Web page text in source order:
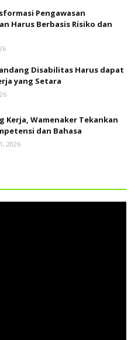
Pengawasan
Harus Berbasis Risiko dan
Disabilitas Harus dapat
yang Setara
Kerja, Wamenaker Tekankan
dan Bahasa
2026